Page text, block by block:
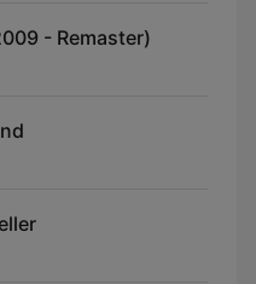
- Remaster)